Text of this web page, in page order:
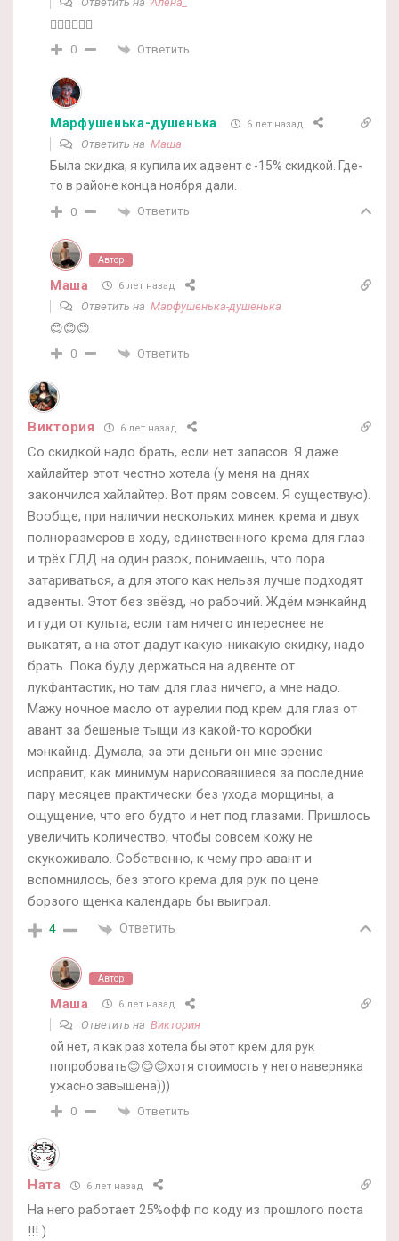
🤷‍♀️🤷‍♀️🤷‍♀️
0 Ответить
Марфушенька-душенька 6 лет назад
Ответить на Маша
Была скидка, я купила их адвент с -15% скидкой. Где-
то в районе конца ноября дали.
0 Ответить
Автор
Маша 6 лет назад
Ответить на Марфушенька-душенька
😊😊😊
0 Ответить
Виктория 6 лет назад
Со скидкой надо брать, если нет запасов. Я даже
хайлайтер этот честно хотела (у меня на днях
закончился хайлайтер. Вот прям совсем. Я существую).
Вообще, при наличии нескольких минек крема и двух
полноразмеров в ходу, единственного крема для глаз
и трёх ГДД на один разок, понимаешь, что пора
затариваться, а для этого как нельзя лучше подходят
адвенты. Этот без звёзд, но рабочий. Ждём мэнкайнд
и гуди от культа, если там ничего интереснее не
выкатят, а на этот дадут какую-никакую скидку, надо
брать. Пока буду держаться на адвенте от
лукфантастик, но там для глаз ничего, а мне надо.
Мажу ночное масло от аурелии под крем для глаз от
авант за бешеные тыщи из какой-то коробки
мэнкайнд. Думала, за эти деньги он мне зрение
исправит, как минимум нарисовавшиеся за последние
пару месяцев практически без ухода морщины, а
ощущение, что его будто и нет под глазами. Пришлось
увеличить количество, чтобы совсем кожу не
скукоживало. Собственно, к чему про авант и
вспомнилось, без этого крема для рук по цене
борзого щенка календарь бы выиграл.
4 Ответить
Автор
Маша 6 лет назад
Ответить на Виктория
ой нет, я как раз хотела бы этот крем для рук
попробовать😊😊😊хотя стоимость у него наверняка
ужасно завышена)))
0 Ответить
Ната 6 лет назад
На него работает 25%офф по коду из прошлого поста
!!! )